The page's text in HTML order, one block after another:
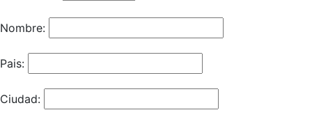
Nombre:
Pais:
Ciudad: